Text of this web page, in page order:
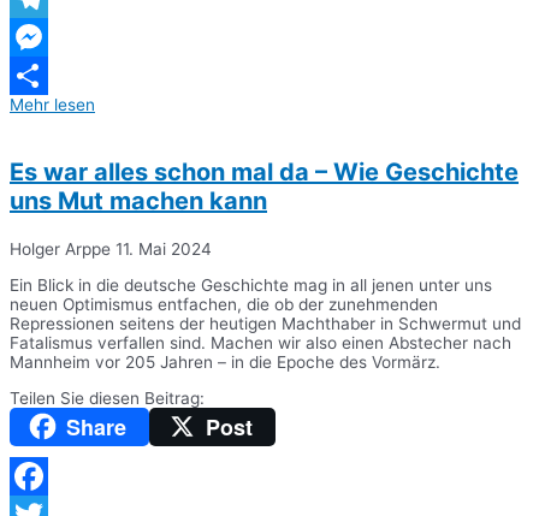
Telegram
Messenger
Teilen
Mehr lesen
Es war alles schon mal da – Wie Geschichte
uns Mut machen kann
Holger Arppe 11. Mai 2024
Ein Blick in die deutsche Geschichte mag in all jenen unter uns
neuen Optimismus entfachen, die ob der zunehmenden
Repressionen seitens der heutigen Machthaber in Schwermut und
Fatalismus verfallen sind. Machen wir also einen Abstecher nach
Mannheim vor 205 Jahren – in die Epoche des Vormärz.
Teilen Sie diesen Beitrag:
Share Post